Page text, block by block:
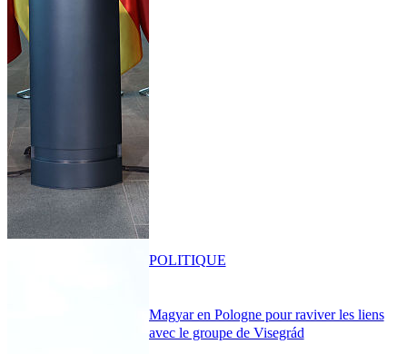
Magyar en Pologne pour raviver les liens
avec le groupe de Visegrád
POLITIQUE